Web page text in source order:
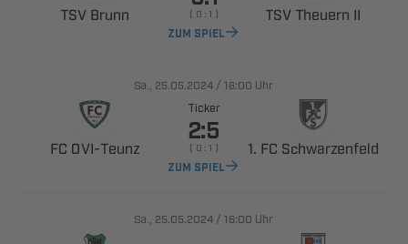
         
ZUM SPIEL
.,  / Uhr
 ​
Ticker

       
ZUM SPIEL
.,  / Uhr